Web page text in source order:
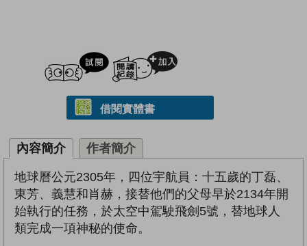
試閲
借閱實體書
內容簡介 作者簡介
地球曆公元2305年，四位宇航員：十五歲的丁磊、
東芳、義慧和肖赫，接替他們的父母早於2134年開
始執行的任務，於太空中駕駛飛劍5號，替地球人
類完成一項神秘的使命。